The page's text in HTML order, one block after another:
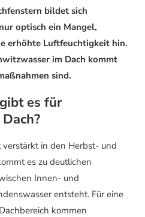
bildet sich
optisch ein Mangel,
erhöhte Luftfeuchtigkeit hin.
im Dach kommt
sind.
es für
in den Herbst- und
es zu deutlichen
Innen- und
entsteht. Für eine
kommen